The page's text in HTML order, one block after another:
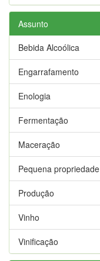
Assunto
Bebida Alcoólica
Engarrafamento
Enologia
Fermentação
Maceração
Pequena propriedade
Produção
Vinho
Vinificação